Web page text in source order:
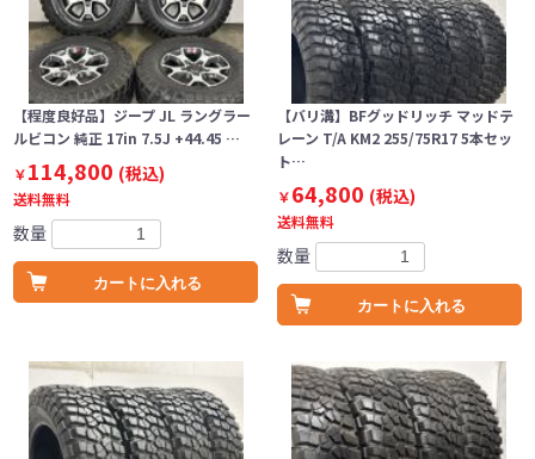
【程度良好品】ジープ JL ラングラー
ルビコン 純正 17in 7.5J +44.45 …
￥114,800 (税込)
送料無料
数量
カートに入れる
【バリ溝】BFグッドリッチ マッドテ
レーン T/A KM2 255/75R17 5本セッ
ト…
￥64,800 (税込)
送料無料
数量
カートに入れる